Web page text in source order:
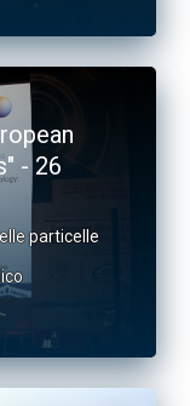
- 26
particelle